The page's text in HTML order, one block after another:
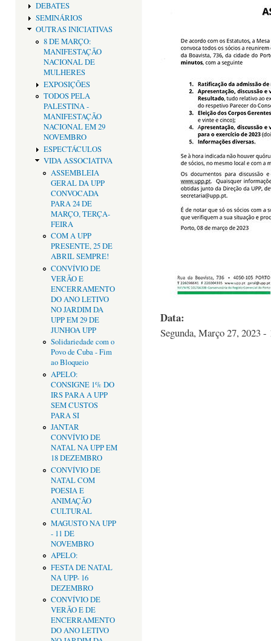
DEBATES
SEMINÁRIOS
OUTRAS INICIATIVAS
8 DE MARÇO:
MANIFESTAÇÃO
NACIONAL DE
MULHERES
EXPOSIÇÕES
TODOS PELA
PALESTINA -
MANIFESTAÇÃO
NACIONAL EM 29
NOVEMBRO
ESPECTÁCULOS
VIDA ASSOCIATIVA
ASSEMBLEIA
GERAL DA UPP
CONVOCADA
PARA 24 DE
MARÇO, TERÇA-
FEIRA
COM A UPP
PRESENTE, 25 DE
ABRIL SEMPRE!
CONVÍVIO DE
VERÃO E
ENCERRAMENTO
DO ANO LETIVO
NO JARDIM DA
UPP EM 29 DE
JUNHOA UPP
Solidariedade com o
Povo de Cuba - Fim
ao Bloqueio
APELO:
CONSIGNE 1% DO
IRS PARA A UPP
SEM CUSTOS
PARA SI
JANTAR
CONVÍVIO DE
NATAL NA UPP EM
18 DEZEMBRO
CONVÍVIO DE
NATAL COM
POESIA E
ANIMAÇÃO
CULTURAL
MAGUSTO NA UPP
- 11 DE
NOVEMBRO
APELO:
FESTA DE NATAL
NA UPP- 16
DEZEMBRO
CONVÍVIO DE
VERÃO E DE
ENCERRAMENTO
DO ANO LETIVO
Data:
Segunda, Março 27, 2023 -